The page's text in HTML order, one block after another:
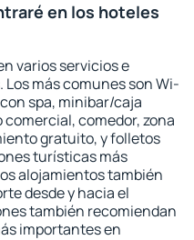
en los hoteles
varios servicios e
más comunes son Wi-
spa, minibar/caja
comedor, zona
gratuito, y folletos
turísticas más
alojamientos también
desde y hacia el
también recomiendan
importantes en